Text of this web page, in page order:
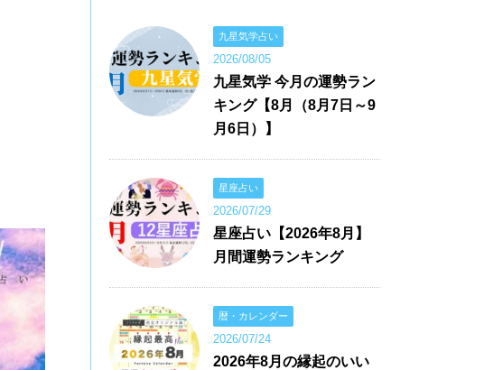
九星気学占い
2026/08/05
九星気学 今月の運勢ラン
キング【8月（8月7日～9
月6日）】
星座占い
2026/07/29
星座占い【2026年8月】
月間運勢ランキング
暦・カレンダー
2026/07/24
2026年8月の縁起のいい